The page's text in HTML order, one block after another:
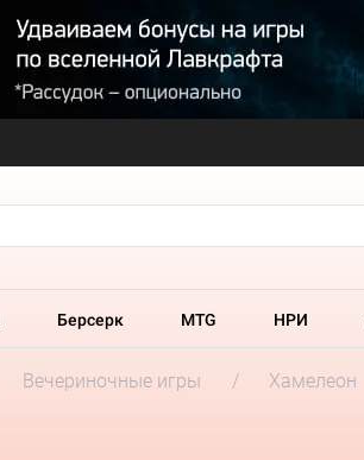
Берсерк MTG НРИ
Вечериночные игры Хамелеон